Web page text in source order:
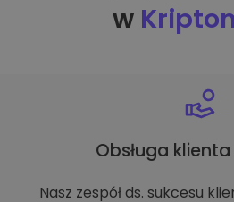
w
Obsługa
Nasz zespół ds. sukcesu